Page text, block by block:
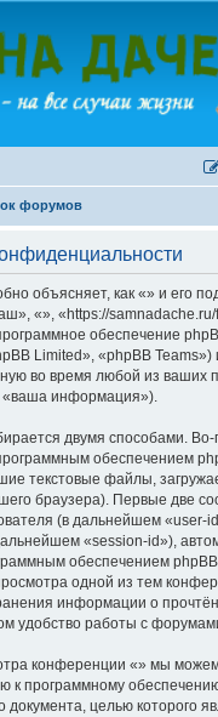
форумов
объясняет, как «» и его
«», «https://samnadache.ru/
обеспечение
Limited», «phpBB Teams»)
во время любой из ваших
«ваша информация»).
двумя способами. Во-
обеспечением
текстовые файлы,
браузера). Первые две
(в дальнейшем «user-
«session-id»),
обеспечением
одной из тем
информации о
удобство работы с
конференции «» мы
к программному
документа, целью которого